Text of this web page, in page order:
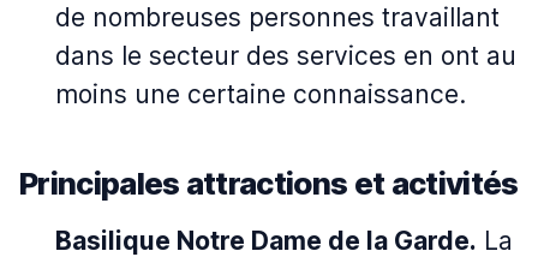
de nombreuses personnes travaillant
dans le secteur des services en ont au
moins une certaine connaissance.
Principales attractions et activités
Basilique Notre Dame de la Garde. La